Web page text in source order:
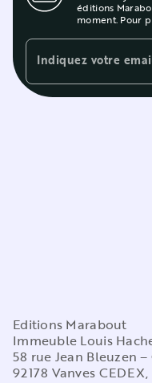
éditions
moment. Pour
Indiquez votre
Editions Marabout
Immeuble Louis
58 rue Jean Bleuzen
92178 Vanves